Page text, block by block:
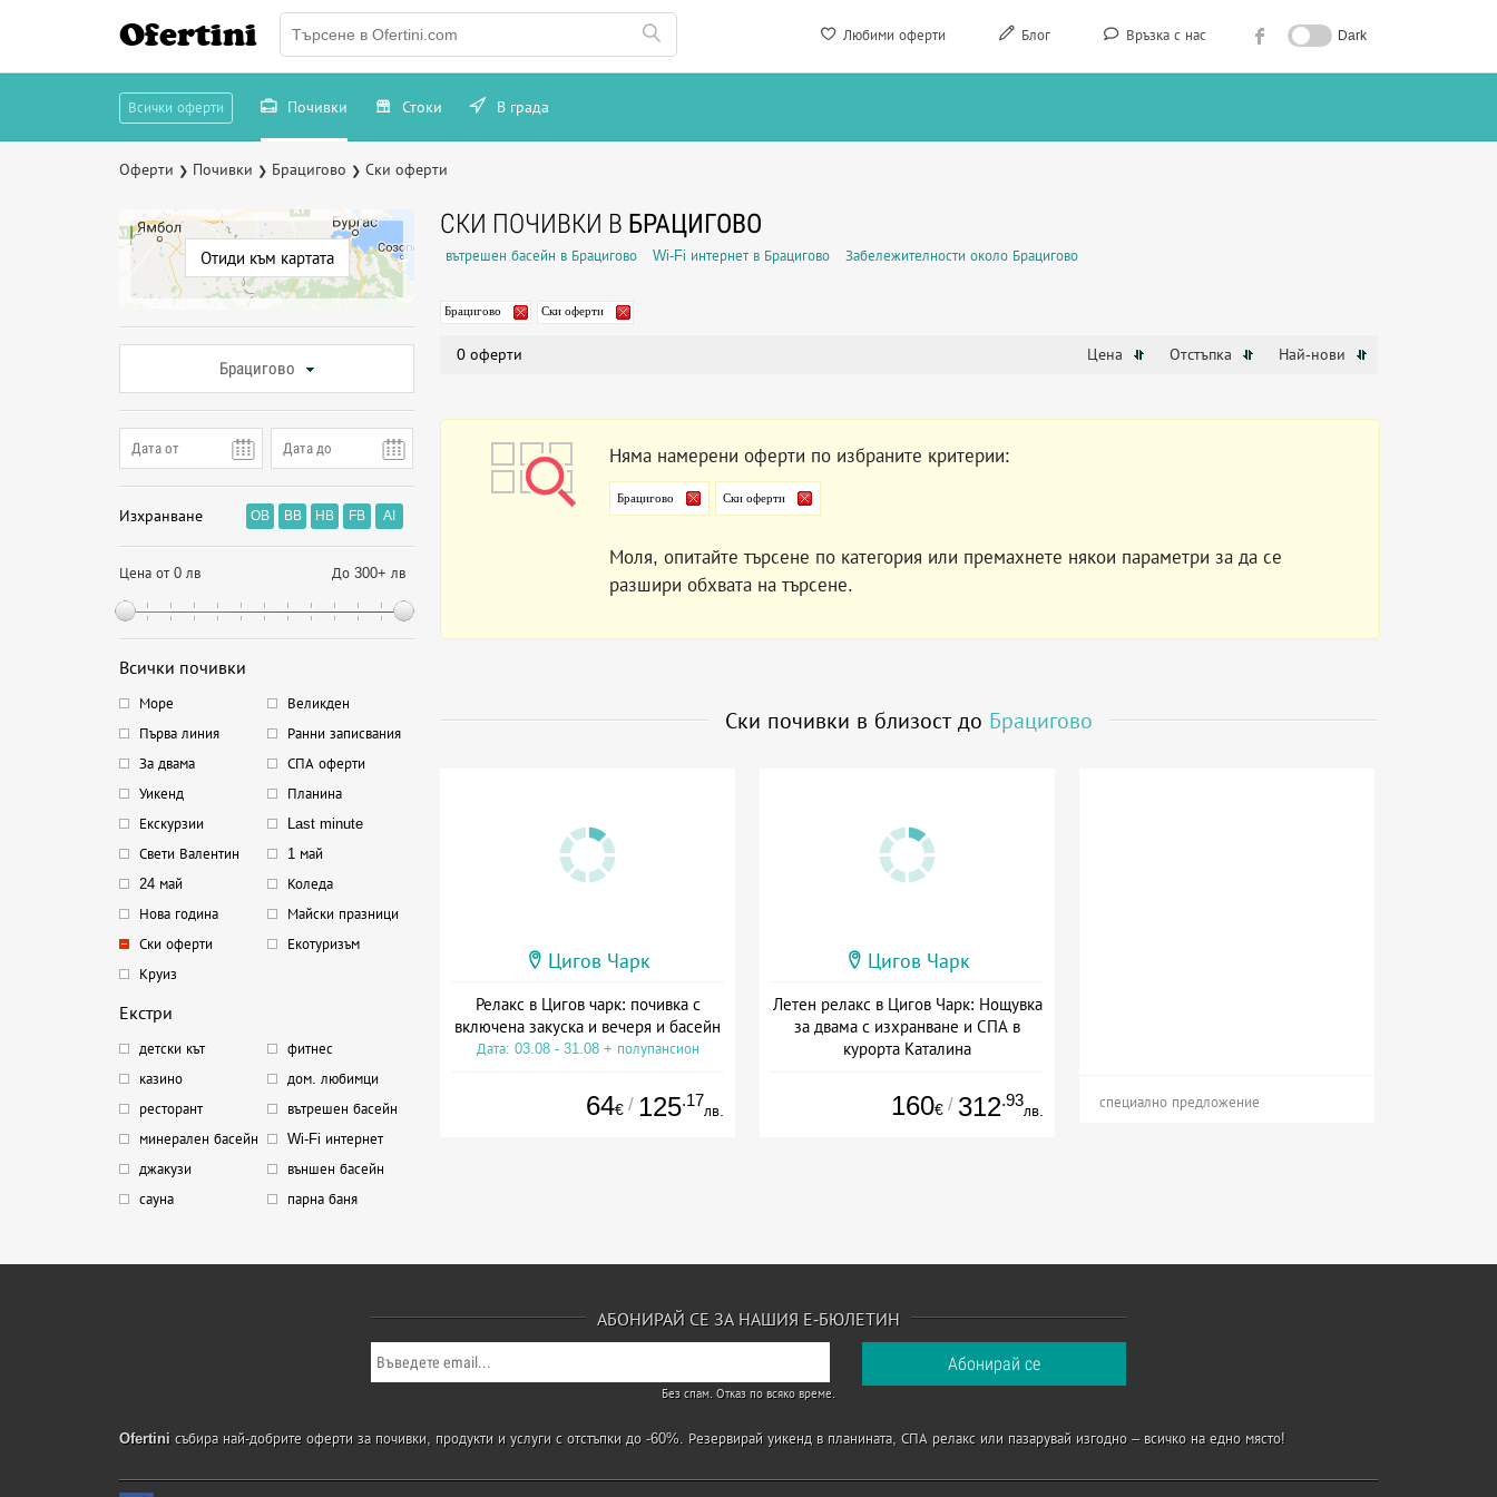
Любими оферти Блог Връзка с нас Dark
Ofertini
Всички оферти Почивки Стоки В града
Оферти ❯ Почивки ❯ Брацигово ❯ Ски оферти
Отиди към картата
Брацигово
Изхранване OB BB HB FB AI
Цена от 0 лв До 300+ лв
Всички почивки
Море
Великден
Първа линия
Ранни записвания
За двама
СПА оферти
Уикенд
Планина
Екскурзии
Last minute
Свети Валентин
1 май
24 май
Коледа
Нова година
Майски празници
Ски оферти
Екотуризъм
Круиз
Екстри
детски кът
фитнес
казино
дом. любимци
ресторант
вътрешен басейн
минерален басейн
Wi-Fi интернет
джакузи
външен басейн
сауна
парна баня
СКИ ПОЧИВКИ В БРАЦИГОВО
вътрешен басейн в Брацигово Wi-Fi интернет в Брацигово Забележителности около Брацигово
Брацигово Ски оферти
0 оферти Цена Отстъпка Най-нови
Няма намерени оферти по избраните критерии:
Брацигово Ски оферти
Моля, опитайте търсене по категория или премахнете някои параметри за да се
разшири обхвата на търсене.
Ски почивки в близост до Брацигово
Цигов Чарк
Релакс в Цигов чарк: почивка с
включена закуска и вечеря и басейн
Дата: 03.08 - 31.08 + полупансион
64€ / 125.17
лв.
Цигов Чарк
Летен релакс в Цигов Чарк: Нощувка
за двама с изхранване и СПА в
курорта Каталина
160€ / 312.93
лв. специално предложение
АБОНИРАЙ СЕ ЗА НАШИЯ Е-БЮЛЕТИН
Без спам. Отказ по всяко време.
Ofertini събира най-добрите оферти за почивки, продукти и услуги с отстъпки до -60%. Резервирай уикенд в планината, СПА релакс или пазарувай изгодно – всичко на едно място!